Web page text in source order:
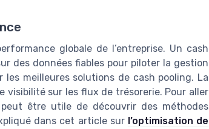
globale de l’entreprise. Un cash
des données fiables pour piloter la gestion
meilleures solutions de cash pooling. La
visibilité sur les flux de trésorerie. Pour aller
être utile de découvrir des méthodes
dans cet article sur l’optimisation de